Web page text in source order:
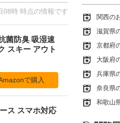
時 時点の情報です
菌防臭 吸湿速
スキー アウト
で購入
ス スマホ対応
関西の
滋賀県
京都府
大阪府
兵庫県
奈良県
和歌山